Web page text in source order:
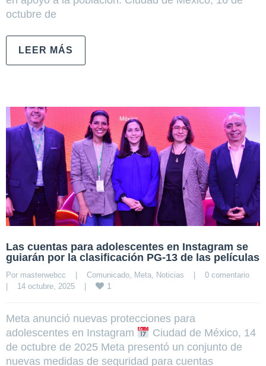
octubre de
LEER MÁS
Las cuentas para adolescentes en Instagram se
guiarán por la clasificación PG-13 de las películas
Por masterwebcc Comunicado, Meta, Noticias
0 comentario
14 octubre, 2025 1
Meta anunció nuevas protecciones para
adolescentes en Instagram
Ciudad de México, 14
de octubre de 2025 Meta presentó un conjunto de
nuevas medidas de seguridad para cuentas